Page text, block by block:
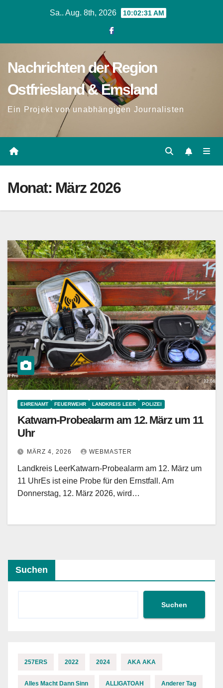
Sa.. Aug. 8th, 2026 10:02:31 AM
Nachrichten der Region
Ostfriesland & Emsland
Ein Projekt von unabhängigen Journalisten
Monat: März 2026
EHRENAMT FEUERWEHR LANDKREIS LEER POLIZEI
Katwarn-Probealarm am 12. März um 11
Uhr
MÄRZ 4, 2026 WEBMASTER
Landkreis LeerKatwarn-Probealarm am 12. März um
11 UhrEs ist eine Probe für den Ernstfall. Am
Donnerstag, 12. März 2026, wird…
Suchen
Suchen
257ERS 2022 2024 AKA AKA
Alles Macht Dann Sinn ALLIGATOAH Anderer Tag